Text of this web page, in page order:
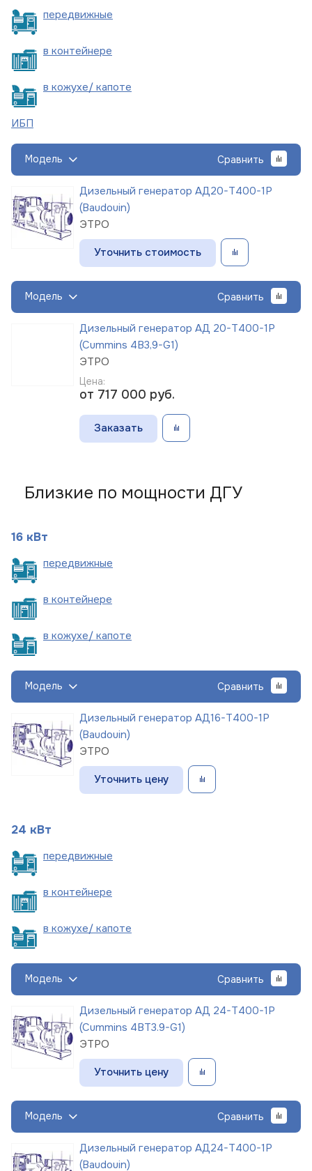
передвижные
в контейнере
в кожухе/ капоте
ИБП
Модель Сравнить
Дизельный генератор АД20-Т400-1Р
(Baudouin)
ЭТРО
Уточнить стоимость
Модель Сравнить
Дизельный генератор АД 20-Т400-1Р
(Cummins 4B3,9-G1)
ЭТРО
Цена:
от 717 000 руб.
Заказать
Близкие по мощности ДГУ
16 кВт
передвижные
в контейнере
в кожухе/ капоте
Модель Сравнить
Дизельный генератор АД16-Т400-1Р
(Baudouin)
ЭТРО
Уточнить цену
24 кВт
передвижные
в контейнере
в кожухе/ капоте
Модель Сравнить
Дизельный генератор АД 24-Т400-1Р
(Cummins 4BT3.9-G1)
ЭТРО
Уточнить цену
Модель Сравнить
Дизельный генератор АД24-Т400-1Р
(Baudouin)